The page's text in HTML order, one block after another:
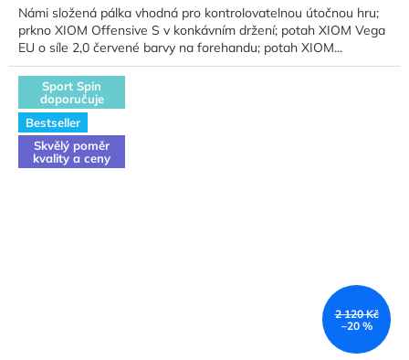
Námi složená pálka vhodná pro kontrolovatelnou útočnou hru;
prkno XIOM Offensive S v konkávním držení; potah XIOM Vega
EU o síle 2,0 červené barvy na forehandu; potah XIOM...
Sport Spin
doporučuje
Bestseller
Skvělý poměr
kvality a ceny
2 120 Kč
–20 %